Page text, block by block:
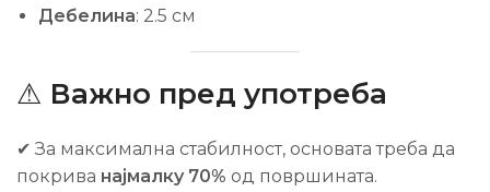
Дебелина: 2.5 см
⚠ Важно пред употреба
✔ За максимална стабилност, основата треба да
покрива најмалку 70% од површината.